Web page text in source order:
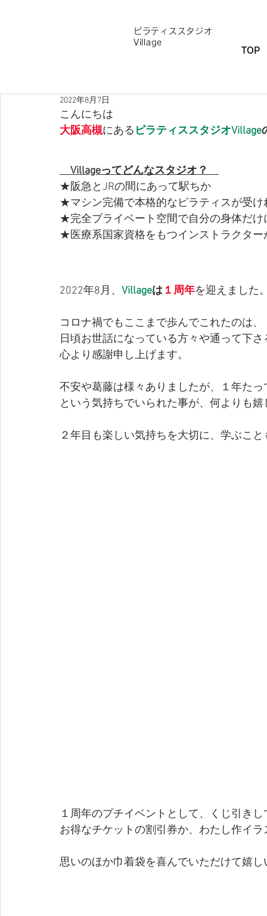
ピラティススタジオ
Village
TOP
2022年8月7日
こんにちは
大阪高槻にある ピラティススタジオVillage
Villageってどんなスタジオ？
★阪急とJRの間にあって駅ちか
★マシン完備で本格的なピラティスが受け
★完全プライベート空間で自分の身体だけ
★医療系国家資格をもつインストラクタ
2022年8月、 Villageは１周年を迎えました
コロナ禍でもここまで歩んでこれたのは、
日頃お世話になっている方々や通って下
心より感謝申し上げます。
不安や葛藤は様々ありましたが、１年た
という気持ちでいられた事が、何よりも
２年目も楽しい気持ちを大切に、学ぶこ
１周年のプチイベントとして、くじ引き
お得なチケットの割引券か、わたし作イ
思いのほか巾着袋を喜んでいただけて嬉し